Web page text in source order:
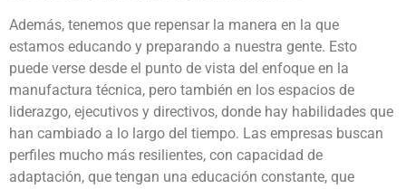
Además, tenemos que repensar la manera en la que
estamos educando y preparando a nuestra gente. Esto
puede verse desde el punto de vista del enfoque en la
manufactura técnica, pero también en los espacios de
liderazgo, ejecutivos y directivos, donde hay habilidades que
han cambiado a lo largo del tiempo. Las empresas buscan
perfiles mucho más resilientes, con capacidad de
adaptación, que tengan una educación constante, que